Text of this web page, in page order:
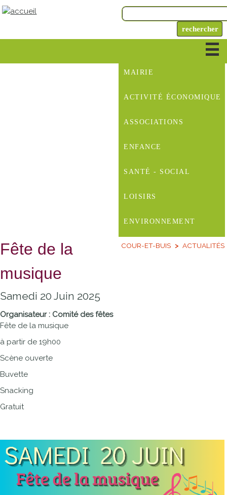
MAIRIE
ACTIVITÉ ÉCONOMIQUE
ASSOCIATIONS
ENFANCE
SANTÉ - SOCIAL
LOISIRS
ENVIRONNEMENT
COUR-ET-BUIS ACTUALITÉS
Fête de la
musique
Samedi 20 Juin 2025
Organisateur : Comité des fêtes
Fête de la musique
à partir de 19h00
Scène ouverte
Buvette
Snacking
Gratuit